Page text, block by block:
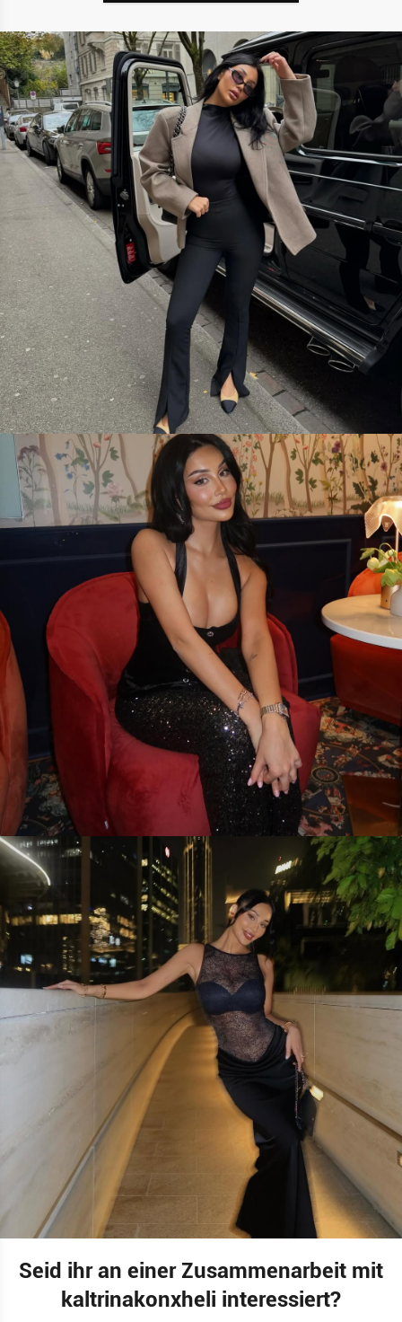
Seid ihr an einer Zusammenarbeit mit
kaltrinakonxheli interessiert?